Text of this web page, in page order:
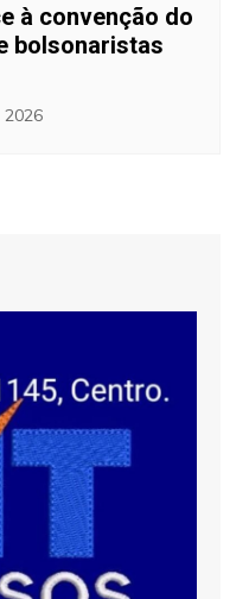
à convenção do
bolsonaristas